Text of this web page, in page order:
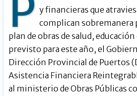
P y financieras que
complican sobremanera
plan de obras de salud,
previsto para este año, el
Dirección Provincial de Puertos
Asistencia Financiera
al ministerio de Obras Públicas